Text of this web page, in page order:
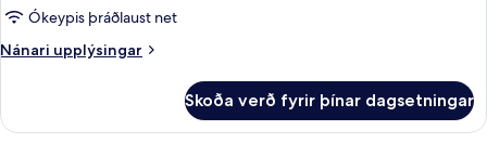
Ókeypis þráðlaust net
Nánari upplýsingar
Nánari
Skoða verð fyrir þínar dagsetningar